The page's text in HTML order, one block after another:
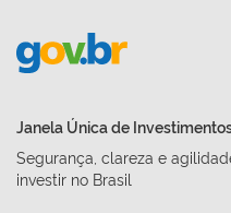
Janela Única de
Segurança, clareza e
investir no Brasil